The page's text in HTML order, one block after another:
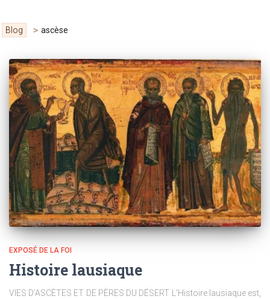
Blog > ascèse
EXPOSÉ DE LA FOI
Histoire lausiaque
VIES D’ASCÈTES ET DE PÈRES DU DÉSERT L’Histoire lausiaque est,